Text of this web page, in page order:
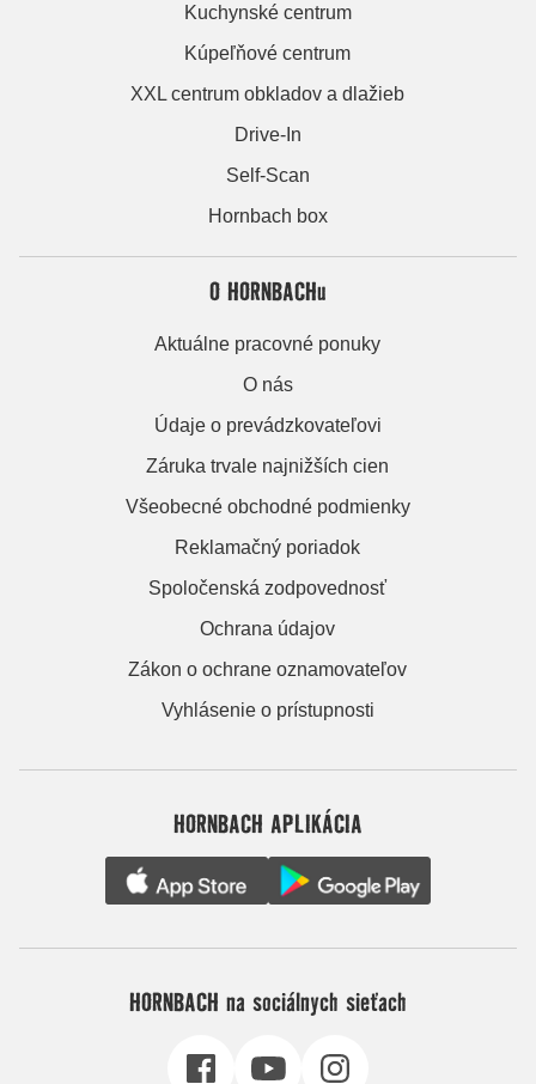
Kuchynské centrum
Kúpeľňové centrum
XXL centrum obkladov a dlažieb
Drive-In
Self-Scan
Hornbach box
O HORNBACHu
Aktuálne pracovné ponuky
O nás
Údaje o prevádzkovateľovi
Záruka trvale najnižších cien
Všeobecné obchodné podmienky
Reklamačný poriadok
Spoločenská zodpovednosť
Ochrana údajov
Zákon o ochrane oznamovateľov
Vyhlásenie o prístupnosti
HORNBACH APLIKÁCIA
HORNBACH na sociálnych sieťach